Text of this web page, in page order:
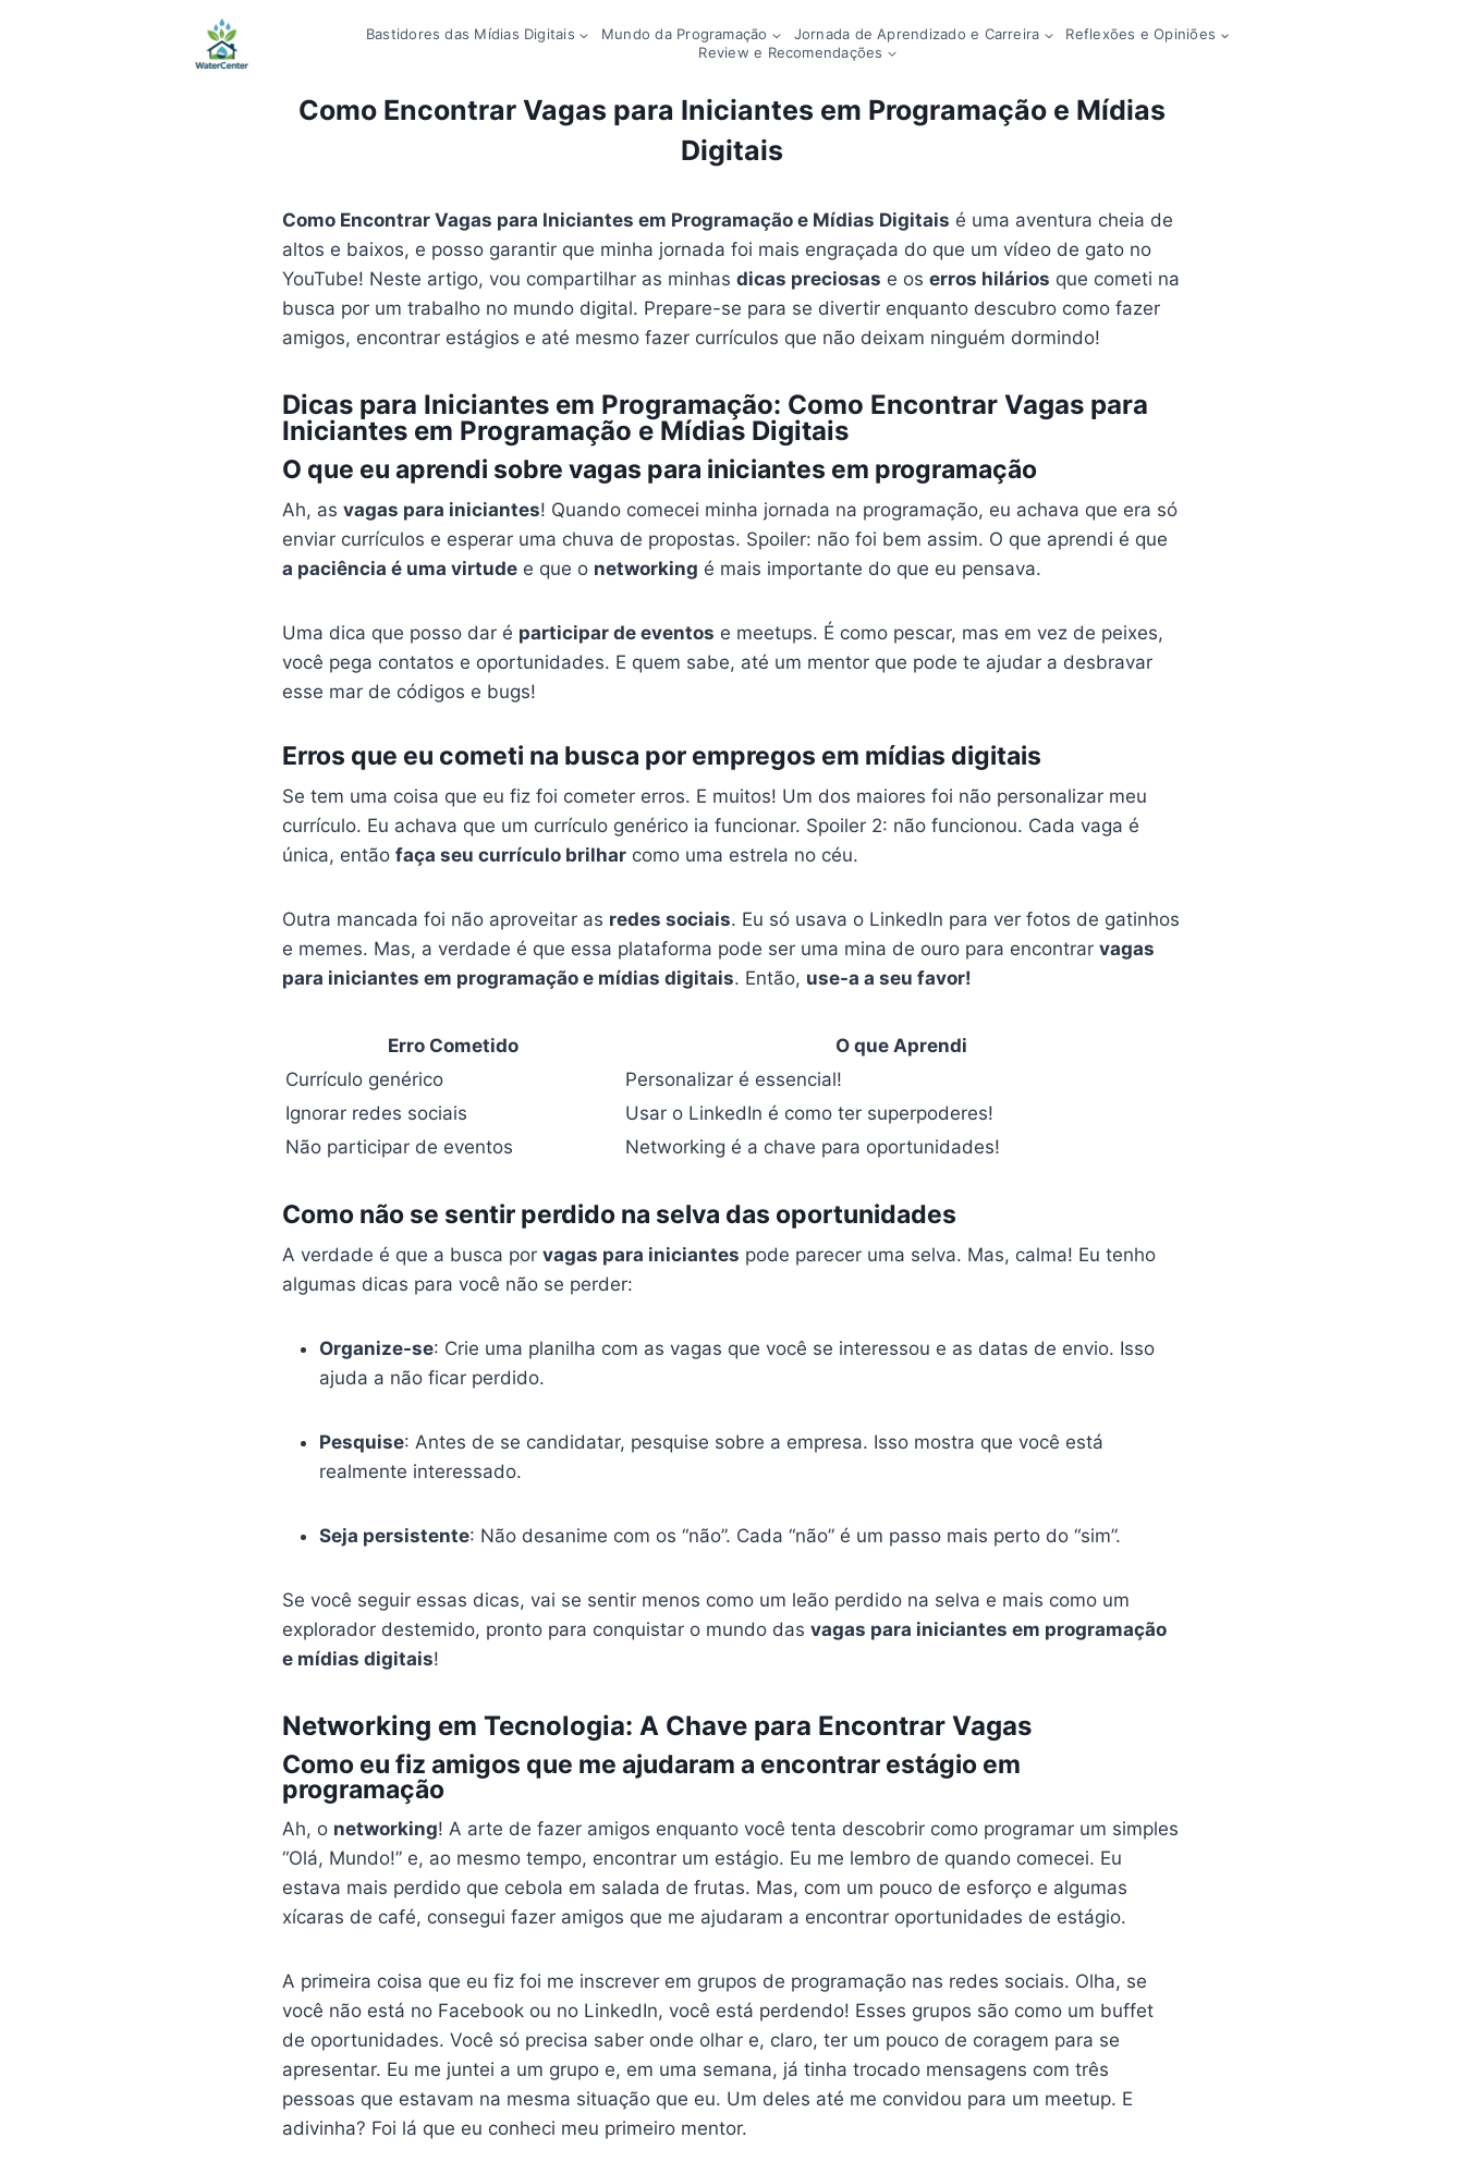
Bastidores das Mídias Digitais Mundo da Programação Jornada de Aprendizado e Carreira
Reflexões e Opiniões
Review e Recomendações
Como Encontrar Vagas para Iniciantes em Programação e Mídias
Digitais
Como Encontrar Vagas para Iniciantes em Programação e Mídias Digitais é uma aventura cheia de
altos e baixos, e posso garantir que minha jornada foi mais engraçada do que um vídeo de gato no
YouTube! Neste artigo, vou compartilhar as minhasdicas preciosas e oserros hilários que cometi na
busca por um trabalho no mundo digital. Prepare-se para se divertir enquanto descubro como fazer
amigos, encontrar estágios e até mesmo fazer currículos que não deixam ninguém dormindo!
Dicas para Iniciantes em Programação: Como Encontrar Vagas para
Iniciantes em Programação e Mídias Digitais
O que eu aprendi sobre vagas para iniciantes em programação
Ah, asvagas para iniciantes! Quando comecei minha jornada na programação, eu achava que era só
enviar currículos e esperar uma chuva de propostas. Spoiler: não foi bem assim. O que aprendi é que
a paciência é uma virtude e que o networking é mais importante do que eu pensava.
Uma dica que posso dar é participar de eventos e meetups. É como pescar, mas em vez de peixes,
você pega contatos e oportunidades. E quem sabe, até um mentor que pode te ajudar a desbravar
esse mar de códigos e bugs!
Erros que eu cometi na busca por empregos em mídias digitais
Se tem uma coisa que eu fiz foi cometer erros. E muitos! Um dos maiores foi não personalizar meu
currículo. Eu achava que um currículo genérico ia funcionar. Spoiler 2: não funcionou. Cada vaga é
única, entãofaça seu currículo brilhar como uma estrela no céu.
Outra mancada foi não aproveitar as redes sociais. Eu só usava o LinkedIn para ver fotos de gatinhos
e memes. Mas, a verdade é que essa plataforma pode ser uma mina de ouro para encontrarvagas
para iniciantes em programação e mídias digitais. Então, use-a a seu favor!
Erro Cometido
O que Aprendi
Currículo genérico
Personalizar é essencial!
Ignorar redes sociais
Usar o LinkedIn é como ter superpoderes!
Não participar de eventos
Networking é a chave para oportunidades!
Como não se sentir perdido na selva das oportunidades
A verdade é que a busca porvagas para iniciantes pode parecer uma selva. Mas, calma! Eu tenho
algumas dicas para você não se perder:
Organize-se: Crie uma planilha com as vagas que você se interessou e as datas de envio. Isso
ajuda a não ficar perdido.
Pesquise: Antes de se candidatar, pesquise sobre a empresa. Isso mostra que você está
realmente interessado.
Seja persistente: Não desanime com os “não”. Cada “não” é um passo mais perto do “sim”.
Se você seguir essas dicas, vai se sentir menos como um leão perdido na selva e mais como um
explorador destemido, pronto para conquistar o mundo dasvagas para iniciantes em programação
e mídias digitais!
Networking em Tecnologia: A Chave para Encontrar Vagas
Como eu fiz amigos que me ajudaram a encontrar estágio em
programação
Ah, o networking! A arte de fazer amigos enquanto você tenta descobrir como programar um simples
“Olá, Mundo!” e, ao mesmo tempo, encontrar um estágio. Eu me lembro de quando comecei. Eu
estava mais perdido que cebola em salada de frutas. Mas, com um pouco de esforço e algumas
xícaras de café, consegui fazer amigos que me ajudaram a encontrar oportunidades de estágio.
A primeira coisa que eu fiz foi me inscrever em grupos de programação nas redes sociais. Olha, se
você não está no Facebook ou no LinkedIn, você está perdendo! Esses grupos são como um buffet
de oportunidades. Você só precisa saber onde olhar e, claro, ter um pouco de coragem para se
apresentar. Eu me juntei a um grupo e, em uma semana, já tinha trocado mensagens com três
pessoas que estavam na mesma situação que eu. Um deles até me convidou para um meetup. E
adivinha? Foi lá que eu conheci meu primeiro mentor.